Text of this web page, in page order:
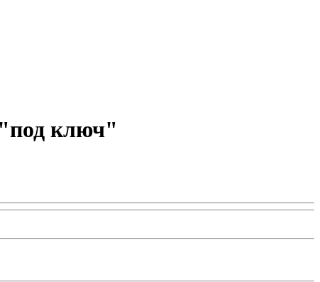
"под ключ"